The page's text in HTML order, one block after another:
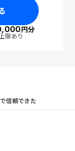
円分
限あり
信頼できた